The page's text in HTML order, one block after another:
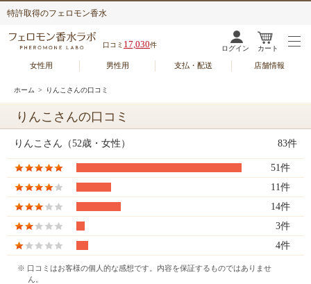
特許取得のフェロモン香水
口コミ 17,030件 ログイン カート
女性用 男性用 支払・配送 店舗情報
ホーム > りんこさんの口コミ
りんこさんの口コミ
りんこさん（52歳・女性） 83件
51件
11件
14件
3件
4件
※ 口コミはお客様の個人的な感想です。内容を保証するものではありませ
ん。